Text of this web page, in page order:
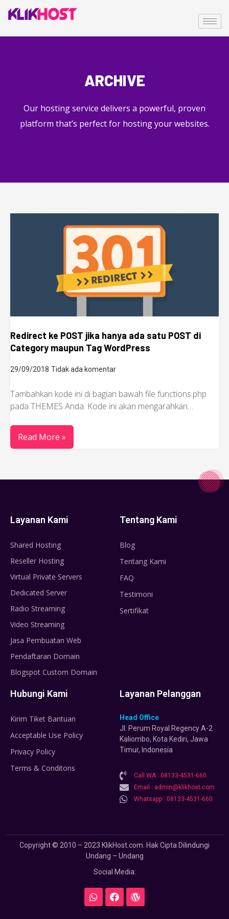
ARCHIVE
Our hosting service delivers a powerful, proven
platform that’s perfect for hosting your websites.
Redirect ke POST jika hanya ada satu POST di
Category maupun Tag WordPress
29/09/2018 Tidak ada komentar
Tambahkan kode ini di bagian bawah file functions.php
pada THEMES Anda. Kode ini akan mengarahkan…
Read More »
Layanan Kami
Shared Hosting
Reseller Hosting
Virtual Private Servers
Dedicated Server
Radio Streaming
Video Streaming
Jasa Pembuatan Web
Pendaftaran Domain
Blogspot Custom Domain
Tentang Kami
Blog
Tentang Kami
FAQ
Testimoni
Sertifikat
Hubungi Kami
Kirim Tiket Bantuan
Acceptable Use Policy
Privacy Policy
Terms & Conditons
Layanan Pelanggan
Head Office
Jl. Perum Royal Regency A-2
Kaliombo, Kota Kediri, Jawa
Timur, Indonesia
Call WA : 08133-4531-660
Email : admin@klikhost.com
Whatsapp : 08133-4531-660
Copyright © 2010 – 2023 KlikHost.com. Hak Cipta Dilindungi
Undang – Undang
Social Media: